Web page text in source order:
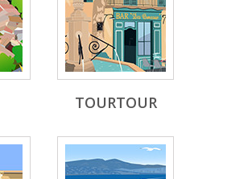
TOURTOUR